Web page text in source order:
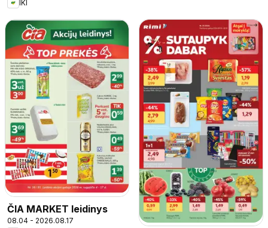
IKI
ČIA MARKET leidinys
08.04 - 2026.08.17